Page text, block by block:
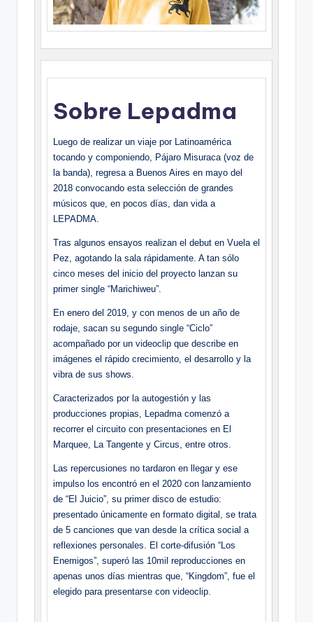
Sobre Lepadma
Luego de realizar un viaje por Latinoamérica
tocando y componiendo, Pájaro Misuraca (voz de
la banda), regresa a Buenos Aires en mayo del
2018 convocando esta selección de grandes
músicos que, en pocos días, dan vida a
LEPADMA.
Tras algunos ensayos realizan el debut en Vuela el
Pez, agotando la sala rápidamente. A tan sólo
cinco meses del inicio del proyecto lanzan su
primer single “Marichiweu”.
En enero del 2019, y con menos de un año de
rodaje, sacan su segundo single “Ciclo”
acompañado por un videoclip que describe en
imágenes el rápido crecimiento, el desarrollo y la
vibra de sus shows.
Caracterizados por la autogestión y las
producciones propias, Lepadma comenzó a
recorrer el circuito con presentaciones en El
Marquee, La Tangente y Circus, entre otros.
Las repercusiones no tardaron en llegar y ese
impulso los encontró en el 2020 con lanzamiento
de “El Juicio”, su primer disco de estudio:
presentado únicamente en formato digital, se trata
de 5 canciones que van desde la crítica social a
reflexiones personales. El corte-difusión “Los
Enemigos”, superó las 10mil reproducciones en
apenas unos días mientras que, “Kingdom”, fue el
elegido para presentarse con videoclip.